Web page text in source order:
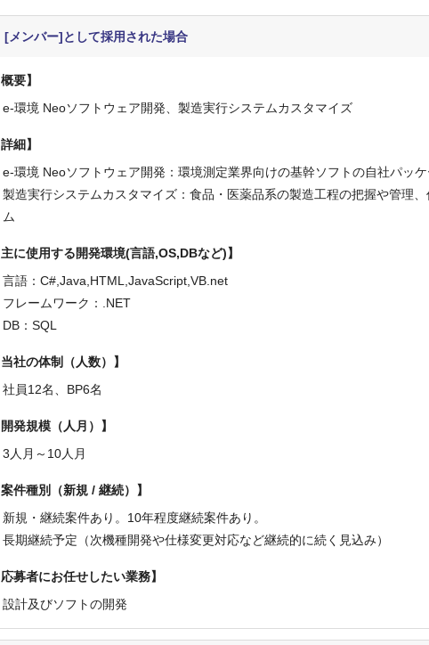
[メンバー]として採用された場合
概要
e-環境 Neoソフトウェア開発、製造実行システムカスタマイズ
詳細
e-環境 Neoソフトウェア開発：環境測定業界向けの基幹ソフトの自社パッケ
製造実行システムカスタマイズ：食品・医薬品系の製造工程の把握や管理
ム
主に使用する開発環境(言語,OS,DBなど)
言語：C#,Java,HTML,JavaScript,VB.net
フレームワーク：.NET
DB：SQL
当社の体制（人数）
社員12名、BP6名
開発規模（人月）
3人月～10人月
案件種別（新規 / 継続）
新規・継続案件あり。10年程度継続案件あり。
長期継続予定（次機種開発や仕様変更対応など継続的に続く見込み）
応募者にお任せしたい業務
設計及びソフトの開発